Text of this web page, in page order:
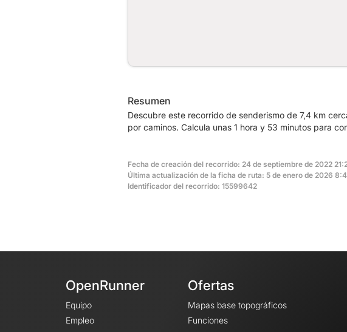
Resumen
Descubre este recorrido de senderismo de 7,4 km
por caminos. Calcula unas 1 hora y 53 minutos para
Fecha de creación del recorrido: 24 de septiembre de 2022
Última actualización de la ficha de ruta: 5 de enero de 2026
Identificador del recorrido: 15599642
OpenRunner
Equipo
Empleo
Ofertas
Mapas base topográficos
Funciones